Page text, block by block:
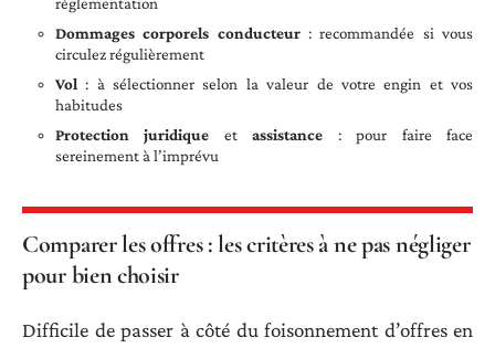
Dommages corporels conducteur: recommandée si vous
circulez régulièrement
Vol : à sélectionner selon la valeur de votre engin et vos
habitudes
Protection juridique etassistance : pour faire face
sereinement à l’imprévu
Comparer les offres : les critères à ne pas négliger
pour bien choisir
Difficile de passer à côté du foisonnement d’offres en